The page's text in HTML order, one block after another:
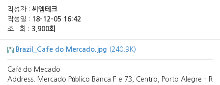
작성자 : 씨엠테크
작성일 : 18-12-05 16:42
조 회 : 3,900회
Brazil_Cafe do Mercado.jpg (240.9K)
Café do Mecado
Address. Mercado Público Banca F e 73, Centro, Porto Alegre - R